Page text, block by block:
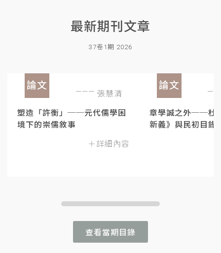
最新期刊文章
37卷1期 2026
論文
張慧清
塑造「許衡」──元代儒學困
境下的崇儒敘事
＋詳細內容
論文
章學誠之外──杜
新義》與民初目錄
查看當期目錄